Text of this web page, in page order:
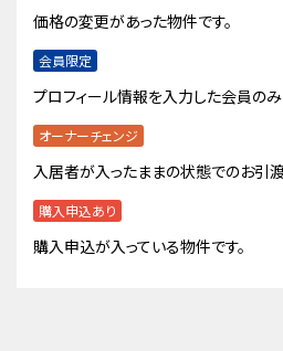
価格の変更があった物件です。
会員限定
プロフィール情報を入力した会員の
オーナーチェンジ
入居者が入ったままの状態でのお引渡
購入申込あり
購入申込が入っている物件です。